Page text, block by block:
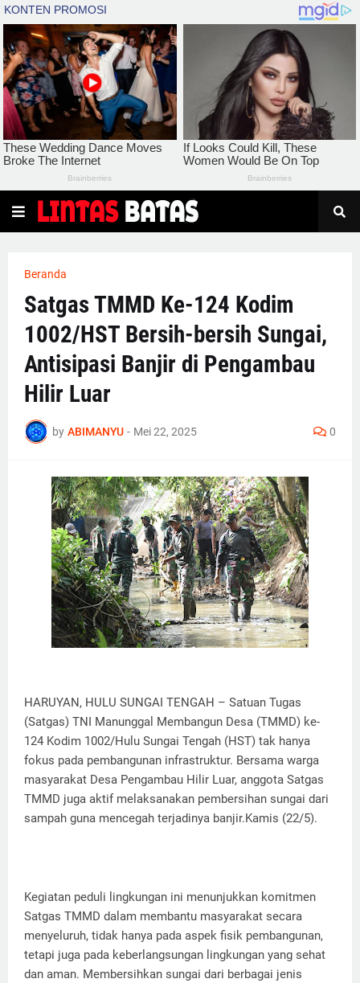
Beranda
Satgas TMMD Ke-124 Kodim
1002/HST Bersih-bersih Sungai,
Antisipasi Banjir di Pengambau
Hilir Luar
by ABIMANYU - Mei 22, 2025 0
HARUYAN, HULU SUNGAI TENGAH – Satuan Tugas
(Satgas) TNI Manunggal Membangun Desa (TMMD) ke-
124 Kodim 1002/Hulu Sungai Tengah (HST) tak hanya
fokus pada pembangunan infrastruktur. Bersama warga
masyarakat Desa Pengambau Hilir Luar, anggota Satgas
TMMD juga aktif melaksanakan pembersihan sungai dari
sampah guna mencegah terjadinya banjir.Kamis (22/5).
Kegiatan peduli lingkungan ini menunjukkan komitmen
Satgas TMMD dalam membantu masyarakat secara
menyeluruh, tidak hanya pada aspek fisik pembangunan,
tetapi juga pada keberlangsungan lingkungan yang sehat
dan aman. Membersihkan sungai dari berbagai jenis